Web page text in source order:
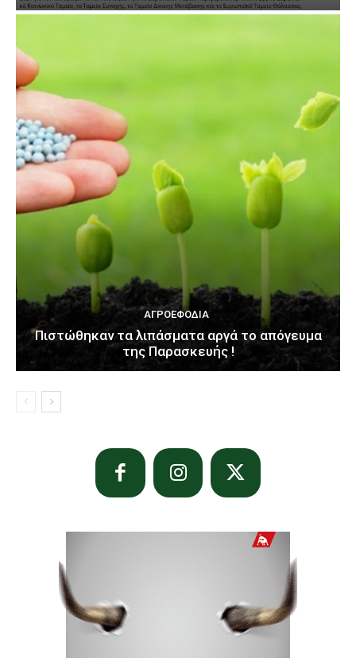
ΑΓΡΟΕΦΌΔΙΑ
Πιστώθηκαν τα λιπάσματα αργά το απόγευμα
της Παρασκευής !